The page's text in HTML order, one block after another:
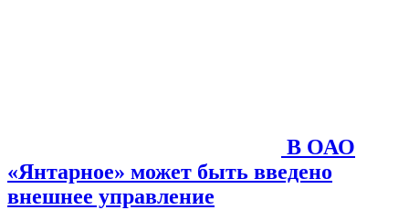
В ОАО
«Янтарное» может быть введено
внешнее управление